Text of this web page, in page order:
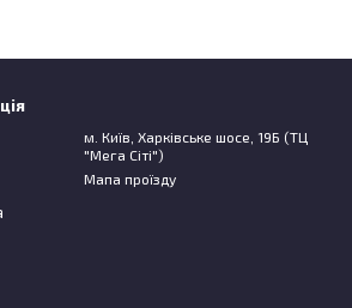
м. Київ, Харківське шосе, 19Б (ТЦ
"Мега Сіті")
Мапа проїзду